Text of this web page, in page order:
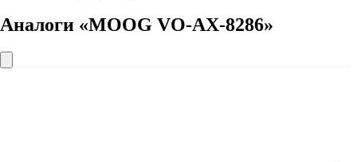
Аналоги «MOOG VO-AX-8286»